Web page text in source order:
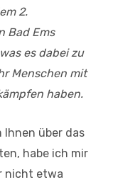
2.
Bad Ems
es dabei zu
Menschen mit
haben.
Ihnen über das
habe ich mir
nicht etwa